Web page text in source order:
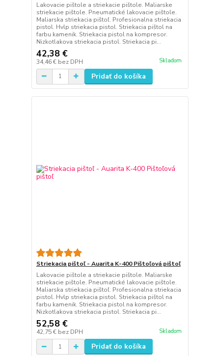
Lakovacie pištole a striekacie pištole. Maliarske
striekacie pištole. Pneumatické lakovacie pištole.
Maliarska striekacia pištoľ. Profesionalna striekacia
pistol. Hvlp striekacia pistol. Striekacia pištol na
farbu kamenik. Striekacia pistol na kompresor.
Nizkotlakova striekacia pistol. Striekacia pi...
42,38 €
34,46 € bez DPH Skladom
Pridať do košíka
Striekacia pištoľ - Auarita K-400 Pištoľová pištoľ
Lakovacie pištole a striekacie pištole. Maliarske
striekacie pištole. Pneumatické lakovacie pištole.
Maliarska striekacia pištoľ. Profesionalna striekacia
pistol. Hvlp striekacia pistol. Striekacia pištol na
farbu kamenik. Striekacia pistol na kompresor.
Nizkotlakova striekacia pistol. Striekacia pi...
52,58 €
42,75 € bez DPH Skladom
Pridať do košíka